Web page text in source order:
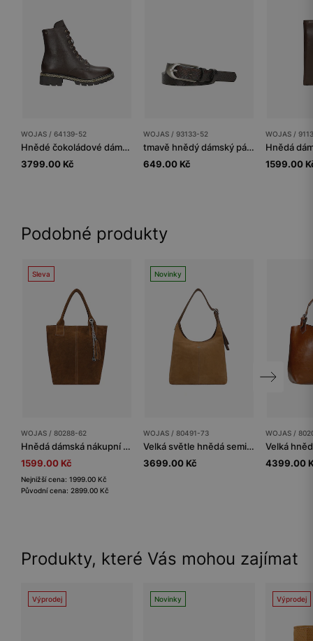
WOJAS / 64139-52
Hnědé čokoládové dámské kotníkové boty se zlatým zipem
3799.00 Kč
WOJAS / 93133-52
tmavě hnědý dámský pásek s reliéfními vzory a otevřenou sponou
649.00 Kč
WOJAS /
1599.00
Podobné produkty
Sleva
WOJAS / 80288-62
Hnědá dámská nákupní taška z welurové štípané kůže
1599.00 Kč
Nejnižší cena: 1999.00 Kč
Původní cena: 2899.00 Kč
Novinky
WOJAS / 80491-73
Velká světle hnědá semišová kabelka
3699.00 Kč
WOJAS /
4399.00
Produkty, které Vás mohou zajímat
Výprodej Novinky Výprodej